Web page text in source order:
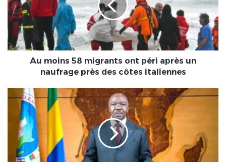
ont
péri
après
un
naufrage
italiennes
Au moins 58 migrants ont péri après un
naufrage près des côtes italiennes
CEEAC :
Bongo